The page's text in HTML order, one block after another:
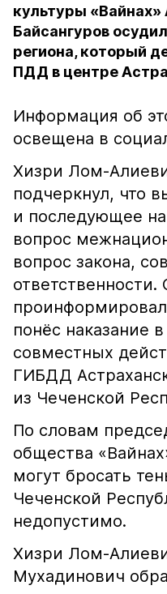
культуры
Байсангуров
региона, который
ПДД в центре
Информация об
освещена в
Хизри Лом-
подчеркнул, что
и последующее
вопрос
вопрос закона,
ответственности.
понёс наказание в
совместных
ГИБДД
из Чеченской
По словам
общества
могут бросать
Чеченской
недопустимо.
Хизри Лом-
Мухадинович